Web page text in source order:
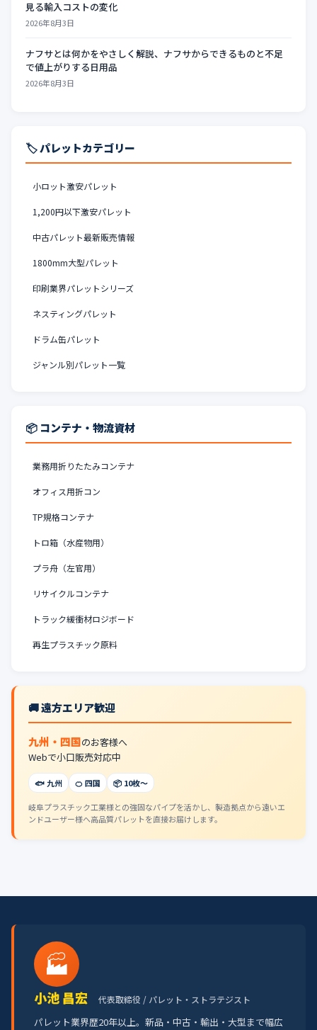
見る輸入コストの変化
2026年8月3日
ナフサとは何かをやさしく解説、ナフサからできるものと不足
で値上がりする日用品
2026年8月3日
🏷️ パレットカテゴリー
小ロット激安パレット
1,200円以下激安パレット
中古パレット最新販売情報
1800mm大型パレット
印刷業界パレットシリーズ
ネスティングパレット
ドラム缶パレット
ジャンル別パレット一覧
📦 コンテナ・物流資材
業務用折りたたみコンテナ
オフィス用折コン
TP規格コンテナ
トロ箱（水産物用）
プラ舟（左官用）
リサイクルコンテナ
トラック緩衝材ロジボード
再生プラスチック原料
🚚 遠方エリア歓迎
九州・四国のお客様へ
Webで小口販売対応中
🐟 九州 🍊 四国 📦 10枚〜
岐阜プラスチック工業様との強固なパイプを活かし、製造拠点から遠いエ
ンドユーザー様へ高品質パレットを直接お届けします。
🏭
小池 昌宏 代表取締役 / パレット・ストラテジスト
パレット業界歴20年以上。新品・中古・輸出・大型まで幅広